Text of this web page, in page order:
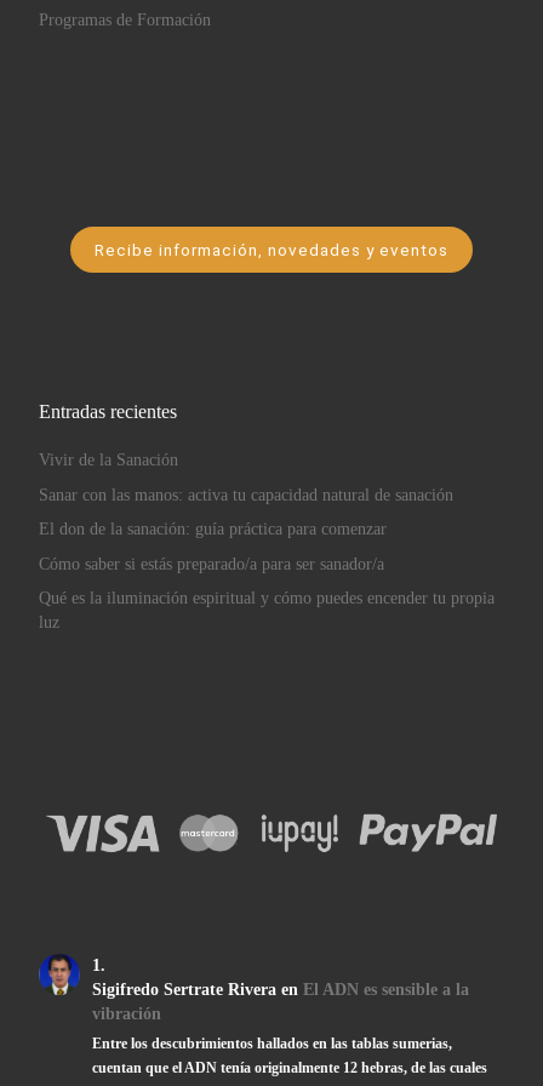
Programas de Formación
Recibe información, novedades y eventos
Entradas recientes
Vivir de la Sanación
Sanar con las manos: activa tu capacidad natural de sanación
El don de la sanación: guía práctica para comenzar
Cómo saber si estás preparado/a para ser sanador/a
Qué es la iluminación espiritual y cómo puedes encender tu propia
luz
Sigifredo Sertrate Riveraen El ADN es sensible a la
vibración
Entre los descubrimientos hallados en las tablas sumerias,
cuentan que el ADN tenía originalmente 12 hebras, de las cuales